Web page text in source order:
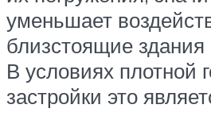
уменьшает
близстоящие
В условиях плотной
застройки это